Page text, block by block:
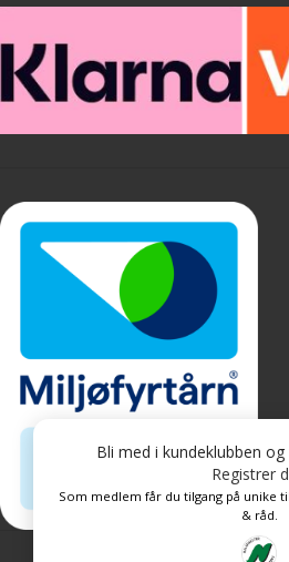
Personvern og
Bli med i kundeklubben
Registrer
Som medlem får du tilgang på unike
& råd.